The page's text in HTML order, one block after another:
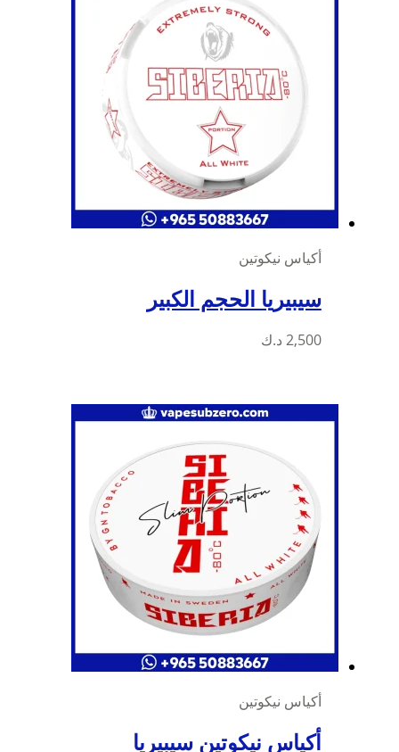
لهذا
المنتج.
اختيار
الخيارات
على
صفحة
المنتج
أكياس نيكوتين
سيبيريا الحجم الكبير
2,500 د.ك
أكياس نيكوتين
أكياس نيكوتين سيبيريا